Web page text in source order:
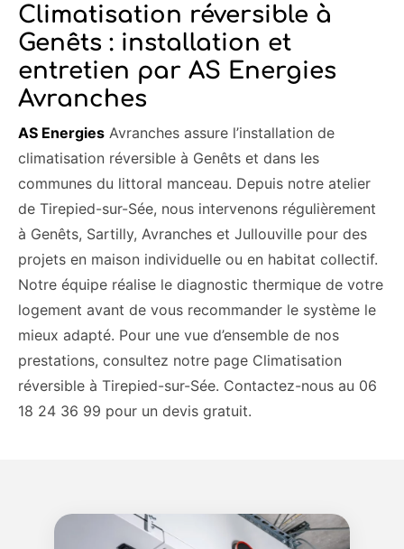
Climatisation réversible à
Genêts : installation et
entretien par AS Energies
Avranches
AS Energies Avranches assure l’installation de
climatisation réversible à Genêts et dans les
communes du littoral manceau. Depuis notre atelier
de Tirepied-sur-Sée, nous intervenons régulièrement
à Genêts, Sartilly, Avranches et Jullouville pour des
projets en maison individuelle ou en habitat collectif.
Notre équipe réalise le diagnostic thermique de votre
logement avant de vous recommander le système le
mieux adapté. Pour une vue d’ensemble de nos
prestations, consultez notre page Climatisation
réversible à Tirepied-sur-Sée. Contactez-nous au 06
18 24 36 99 pour un devis gratuit.